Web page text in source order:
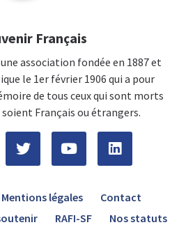
Français
association fondée en 1887 et
le 1er février 1906 qui a pour
de tous ceux qui sont morts
soient Français ou étrangers.
Mentions légales
Contact
RAFI-SF Nos statuts